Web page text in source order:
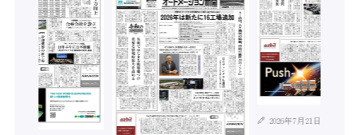
2026年7月21日